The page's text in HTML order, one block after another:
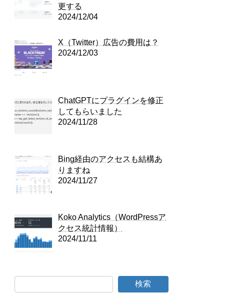
更する
2024/12/04
X（Twitter）広告の費用は？
2024/12/03
ChatGPTにプラグインを修正
してもらいました
2024/11/28
Bing経由のアクセスも結構あ
りますね
2024/11/27
Koko Analytics（WordPressア
クセス統計情報）
2024/11/11
検索